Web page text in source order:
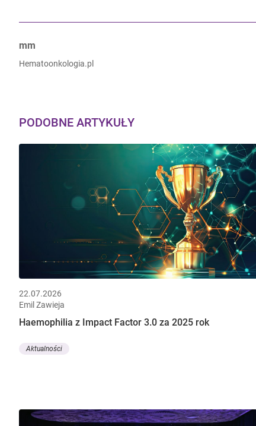
Autorzy:
mm
Hematoonkologia.pl
PODOBNE ARTYKUŁY
22.07.2026
Emil Zawieja
Haemophilia z Impact Factor 3.0 za 2025 rok
Aktualności